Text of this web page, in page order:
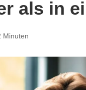
als in
Minuten